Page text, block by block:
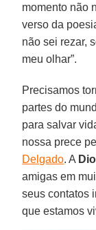
momento não
verso da
não sei rezar,
meu olhar”.
Precisamos
partes do
para salvar
nossa prece
Delgado. A
amigas em
seus contatos
que estamos